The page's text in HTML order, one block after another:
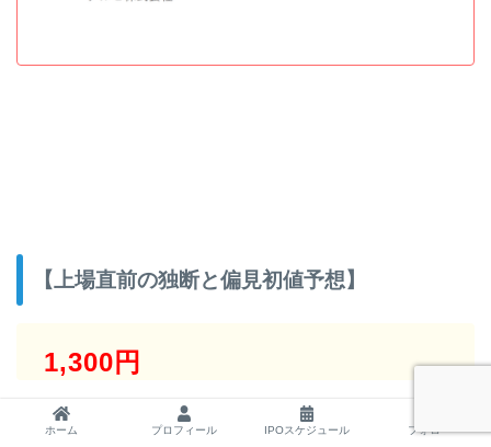
【上場直前の独断と偏見初値予想】
1,300円
ホーム プロフィール IPOスケジュール フォロー